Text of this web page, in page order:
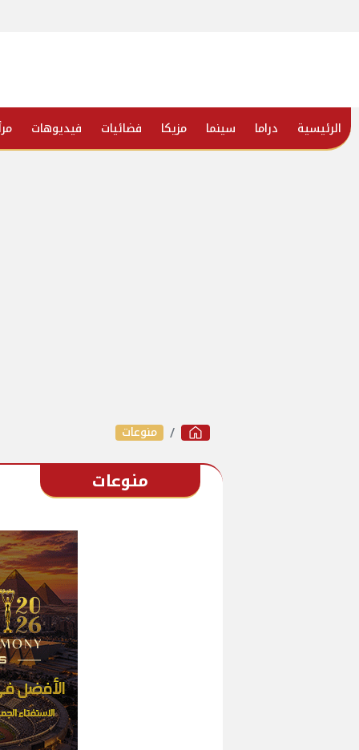
الرئيسية دراما سينما مزيكا فضائيات فيديوهات
منوعات
منوعات